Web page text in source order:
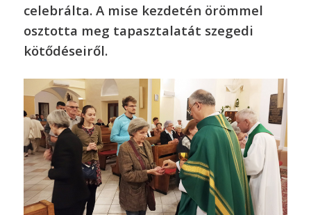
celebrálta. A mise kezdetén örömmel
osztotta meg tapasztalatát szegedi
kötődéseiről.